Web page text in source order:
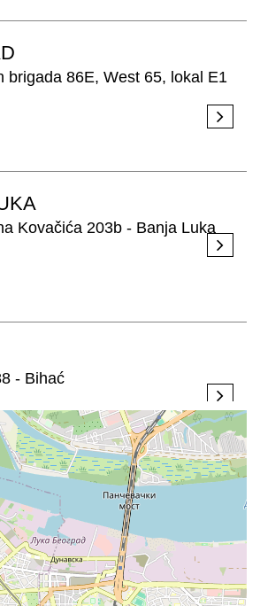
brigada 86E, West 65, lokal E1
Kovačića 203b - Banja Luka
- Bihać
250 - Bijeljina